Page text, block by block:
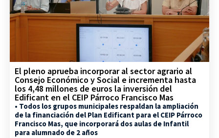
El pleno aprueba incorporar al sector agrario al
Consejo Económico y Social e incrementa hasta
los 4,48 millones de euros la inversión del
Edificant en el CEIP Párroco Francisco Mas
• Todos los grupos municipales respaldan la ampliación
de la financiación del Plan Edificant para el CEIP Párroco
Francisco Mas, que incorporará dos aulas de Infantil
para alumnado de 2 años